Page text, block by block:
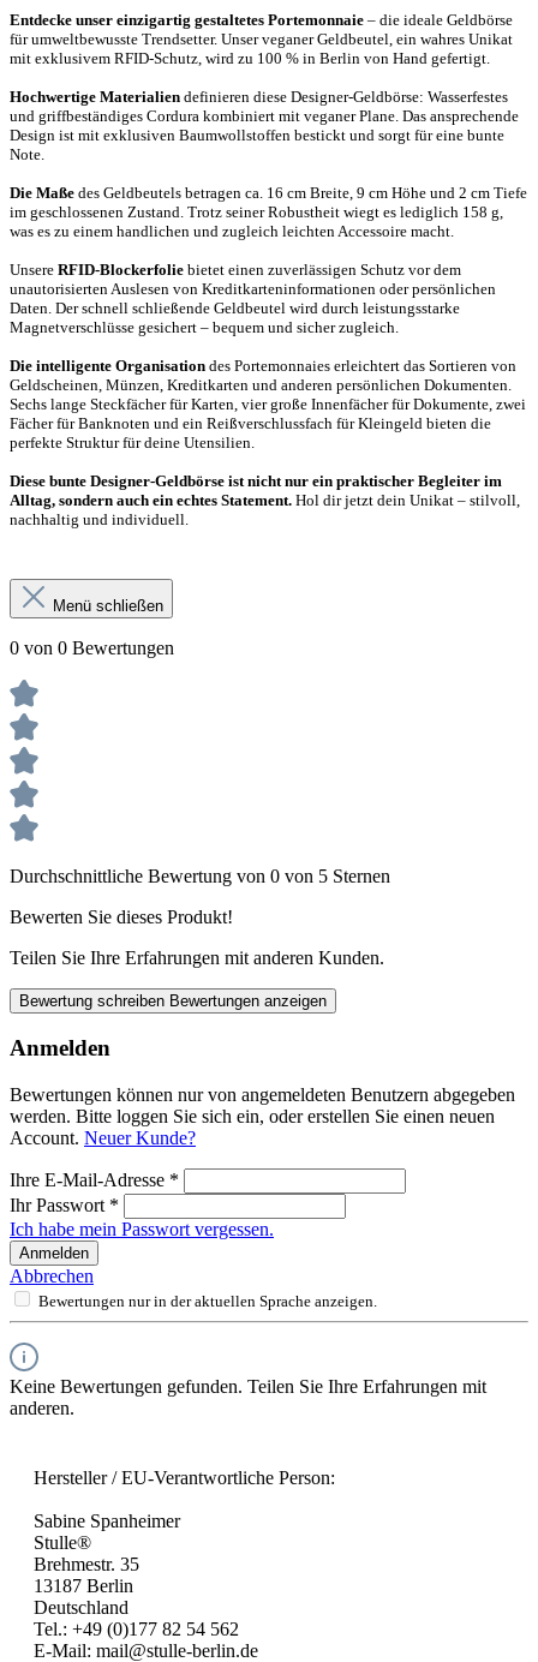
Entdecke unser einzigartig gestaltetes Portemonnaie – die ideale Geldbörse
für umweltbewusste Trendsetter. Unser veganer Geldbeutel, ein wahres Unikat
mit exklusivem RFID-Schutz, wird zu 100 % in Berlin von Hand gefertigt.
Hochwertige Materialien definieren diese Designer-Geldbörse: Wasserfestes
und griffbeständiges Cordura kombiniert mit veganer Plane. Das ansprechende
Design ist mit exklusiven Baumwollstoffen bestickt und sorgt für eine bunte
Note.
Die Maße des Geldbeutels betragen ca. 16 cm Breite, 9 cm Höhe und 2 cm Tiefe
im geschlossenen Zustand. Trotz seiner Robustheit wiegt es lediglich 158 g,
was es zu einem handlichen und zugleich leichten Accessoire macht.
Unsere RFID-Blockerfolie bietet einen zuverlässigen Schutz vor dem
unautorisierten Auslesen von Kreditkarteninformationen oder persönlichen
Daten. Der schnell schließende Geldbeutel wird durch leistungsstarke
Magnetverschlüsse gesichert – bequem und sicher zugleich.
Die intelligente Organisation des Portemonnaies erleichtert das Sortieren von
Geldscheinen, Münzen, Kreditkarten und anderen persönlichen Dokumenten.
Sechs lange Steckfächer für Karten, vier große Innenfächer für Dokumente, zwei
Fächer für Banknoten und ein Reißverschlussfach für Kleingeld bieten die
perfekte Struktur für deine Utensilien.
Diese bunte Designer-Geldbörse ist nicht nur ein praktischer Begleiter im
Alltag, sondern auch ein echtes Statement. Hol dir jetzt dein Unikat – stilvoll,
nachhaltig und individuell.
Menü schließen
0 von 0 Bewertungen
Durchschnittliche Bewertung von 0 von 5 Sternen
Bewerten Sie dieses Produkt!
Teilen Sie Ihre Erfahrungen mit anderen Kunden.
Bewertung schreiben Bewertungen anzeigen
Anmelden
Bewertungen können nur von angemeldeten Benutzern abgegeben
werden. Bitte loggen Sie sich ein, oder erstellen Sie einen neuen
Account. Neuer Kunde?
Ihre E-Mail-Adresse *
Ihr Passwort *
Ich habe mein Passwort vergessen.
Anmelden
Abbrechen
Bewertungen nur in der aktuellen Sprache anzeigen.
Keine Bewertungen gefunden. Teilen Sie Ihre Erfahrungen mit
anderen.
Hersteller / EU-Verantwortliche Person:
Sabine Spanheimer
Stulle®
Brehmestr. 35
13187 Berlin
Deutschland
Tel.: +49 (0)177 82 54 562
E-Mail: mail@stulle-berlin.de